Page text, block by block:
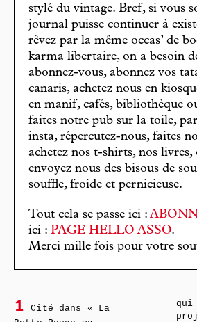
stylé du vintage. Bref, si vous
journal puisse continuer à
rêvez par la même occas’ de
karma libertaire, on a besoin
abonnez-vous, abonnez vos
canaris, achetez nous en
en manif, cafés, bibliothèque
faites notre pub sur la toile,
insta, répercutez-nous, faites
achetez nos t-shirts, nos
envoyez nous des bisous de
souffle, froide et pernicieuse.
Tout cela se passe ici :
ici : PAGE HELLO ASSO.
Merci mille fois pour votre
1
Cité dans « La
qui